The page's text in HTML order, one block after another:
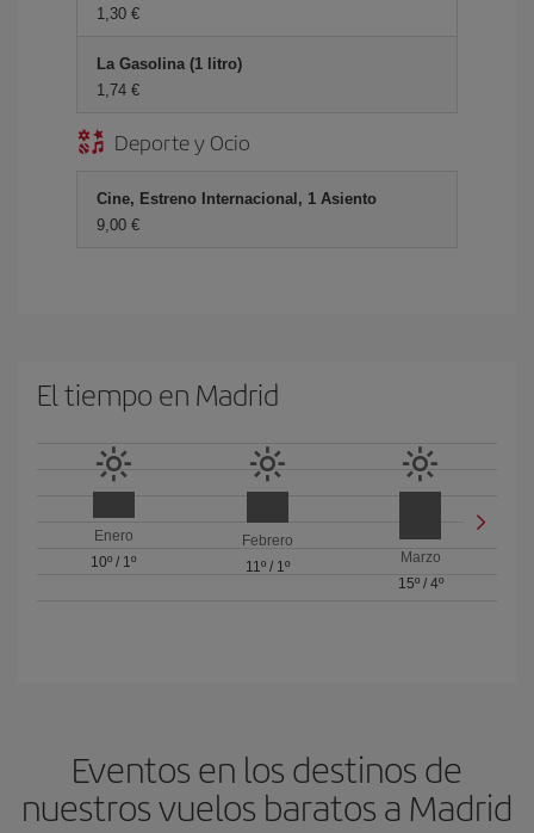
1,30 €
La Gasolina (1 litro)
1,74 €
Deporte y Ocio
Cine, Estreno Internacional, 1 Asiento
9,00 €
El tiempo en Madrid
Enero
10º / 1º
Febrero
11º/ 1º
Marzo
15º/ 4º
Eventos en los destinos de
nuestros vuelos baratos a Madrid